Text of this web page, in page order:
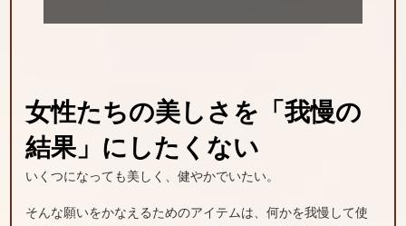
女性たちの美しさを 「我慢の
結果」にしたくない
いくつになっても美しく、健やかでいたい。
そんな願いをかなえるためのアイテムは、何かを我慢して使